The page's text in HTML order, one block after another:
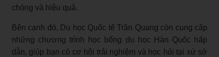
chóng và hiệu quả.
Bên cạnh đó, Du học Quốc tế Trần Quang còn cung cấp
những chương trình học bổng du học Hàn Quốc hấp
dẫn, giúp bạn có cơ hội trải nghiệm và học hỏi tại xứ sở